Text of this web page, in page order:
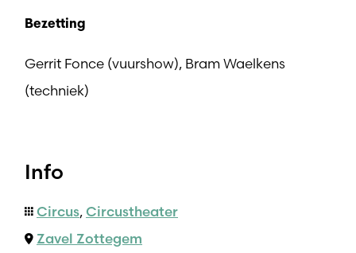
Bezetting
Gerrit Fonce (vuurshow), Bram Waelkens
(techniek)
Info
Circus,Circustheater
Zavel Zottegem